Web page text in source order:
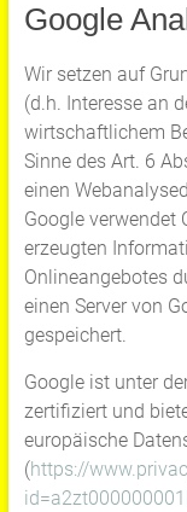
Google
Wir setzen auf
(d.h. Interesse an
wirtschaftlichem
Sinne des Art. 6
einen
Google verwendet
erzeugten
Onlineangebotes
einen Server von
gespeichert.
Google ist unter
zertifiziert und
europäische
(https://